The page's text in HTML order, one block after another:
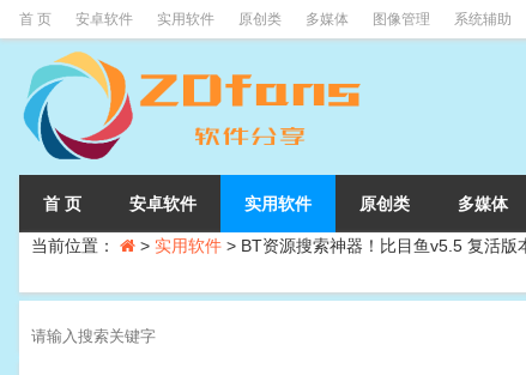
首 页 安卓软件 实用软件 原创类 多媒体 图像管理 系统辅助
首 页 安卓软件 实用软件 原创类 多媒体
当前位置： > 实用软件 > BT资源搜索神器！比目鱼v5.5 复活版